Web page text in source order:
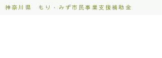
​神奈川県 もり・みず市民事業支援補助金